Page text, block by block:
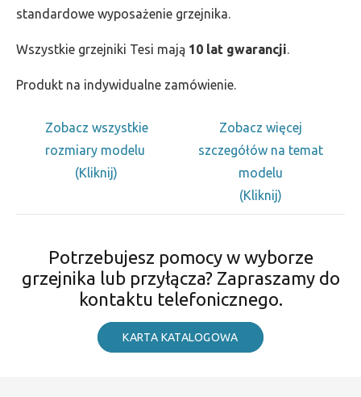
standardowe wyposażenie grzejnika.
Wszystkie grzejniki Tesi mają 10 lat gwarancji.
Produkt na indywidualne zamówienie.
Zobacz wszystkie
rozmiary modelu
(Kliknij)
Zobacz więcej
szczegółów na temat
modelu
(Kliknij)
Potrzebujesz pomocy w wyborze
grzejnika lub przyłącza? Zapraszamy do
kontaktu telefonicznego.
KARTA KATALOGOWA